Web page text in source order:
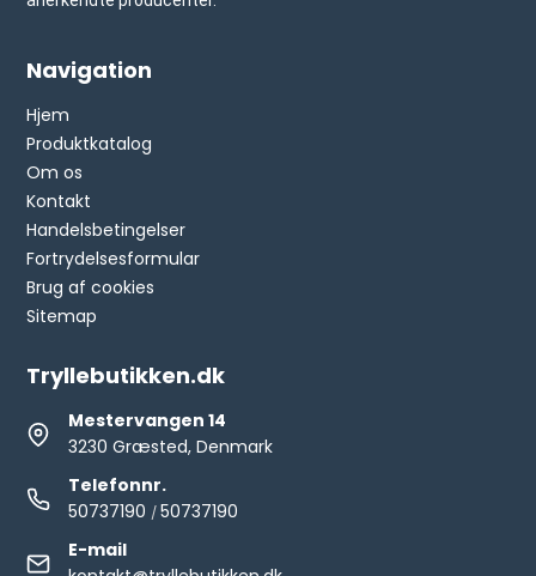
Navigation
Hjem
Produktkatalog
Om os
Kontakt
Handelsbetingelser
Fortrydelsesformular
Brug af cookies
Sitemap
Tryllebutikken.dk
Mestervangen 14
3230 Græsted, Denmark
Telefonnr.
50737190 /50737190
E-mail